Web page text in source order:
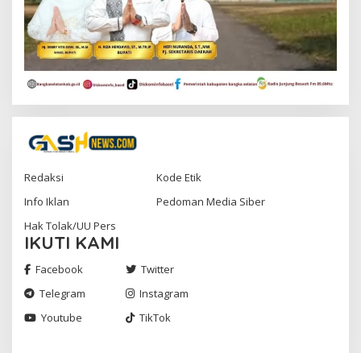
Redaksi
Kode Etik
Info Iklan
Pedoman Media Siber
Hak Tolak/UU Pers
IKUTI KAMI
Facebook
Twitter
Telegram
Instagram
Youtube
TikTok